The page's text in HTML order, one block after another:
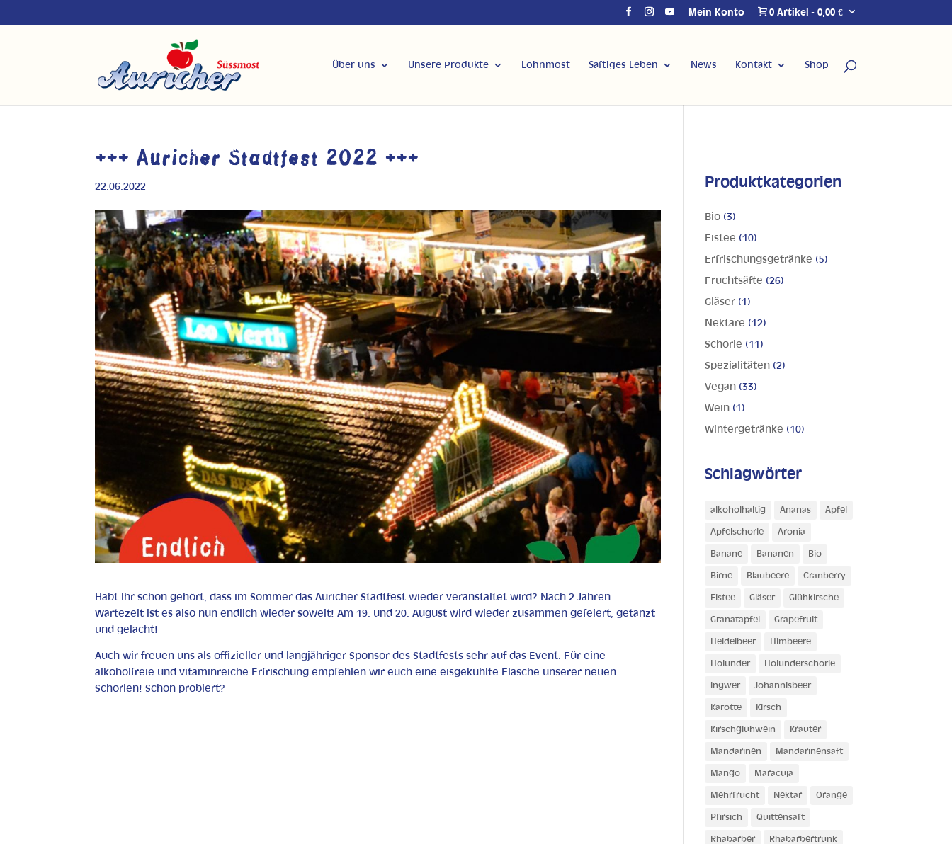
Mein Konto 0 Artikel 0,00 €
Über uns Unsere Produkte Lohnmost Saftiges Leben News Kontakt Shop
+++ Auricher Stadtfest 2022 +++
22.06.2022
Habt Ihr schon gehört, dass im Sommer das Auricher Stadtfest wieder veranstaltet wird? Nach 2 Jahren
Wartezeit ist es also nun endlich wieder soweit! Am 19. und 20. August wird wieder zusammen gefeiert, getanzt
und gelacht!
Auch wir freuen uns als offizieller und langjähriger Sponsor des Stadtfests sehr auf das Event. Für eine
alkoholfreie und vitaminreiche Erfrischung empfehlen wir euch eine eisgekühlte Flasche unserer neuen
Schorlen! Schon probiert?
Produktkategorien
Bio (3)
Eistee (10)
Erfrischungsgetränke (5)
Fruchtsäfte (26)
Gläser (1)
Nektare (12)
Schorle (11)
Spezialitäten (2)
Vegan (33)
Wein (1)
Wintergetränke (10)
Schlagwörter
alkoholhaltig Ananas Apfel
Apfelschorle Aronia
Banane Bananen Bio
Birne Blaubeere Cranberry
Eistee Gläser Glühkirsche
Granatapfel Grapefruit
Heidelbeer Himbeere
Holunder Holunderschorle
Ingwer Johannisbeer
Karotte Kirsch
Kirschglühwein Kräuter
Mandarinen Mandarinensaft
Mango Maracuja
Mehrfrucht Nektar Orange
Pfirsich Quittensaft
Rhabarber Rhabarbertrunk